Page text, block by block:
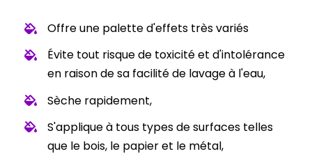
Offre une palette d'effets très variés
Évite tout risque de toxicité et d'intolérance
en raison de sa facilité de lavage à l'eau,
Sèche rapidement,
S'applique à tous types de surfaces telles
que le bois, le papier et le métal,